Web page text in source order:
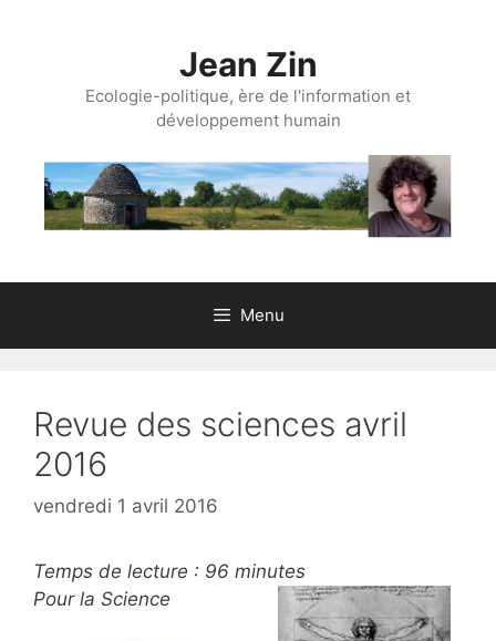
Jean Zin
Ecologie-politique, ère de l'information et
développement humain
Menu
Revue des sciences avril
2016
vendredi 1 avril 2016
Temps de lecture : 96 minutes
Pour la Science